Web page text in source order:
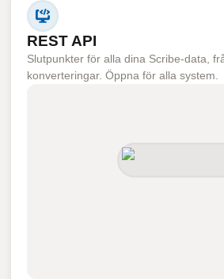
REST API
Slutpunkter för alla dina Scribe-data,
konverteringar. Öppna för alla system.